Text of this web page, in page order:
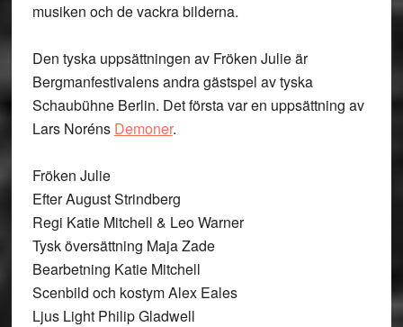
musiken och de vackra bilderna.
Den tyska uppsättningen av Fröken Julie är
Bergmanfestivalens andra gästspel av tyska
Schaubühne Berlin. Det första var en uppsättning av
Lars Noréns Demoner.
Fröken Julie
Efter August Strindberg
Regi Katie Mitchell & Leo Warner
Tysk översättning Maja Zade
Bearbetning Katie Mitchell
Scenbild och kostym Alex Eales
Ljus Light Philip Gladwell